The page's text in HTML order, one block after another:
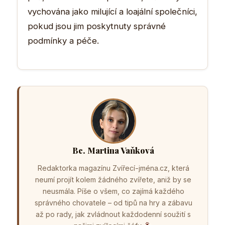
vychována jako milující a loajální společníci,
pokud jsou jim poskytnuty správné
podmínky a péče.
Bc. Martina Vaňková
Redaktorka magazínu Zvířecí-jména.cz, která
neumí projít kolem žádného zvířete, aniž by se
neusmála. Píše o všem, co zajímá každého
správného chovatele – od tipů na hry a zábavu
až po rady, jak zvládnout každodenní soužití s